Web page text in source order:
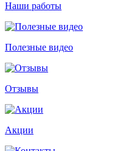
Наши работы
Полезные видео
Отзывы
Акции